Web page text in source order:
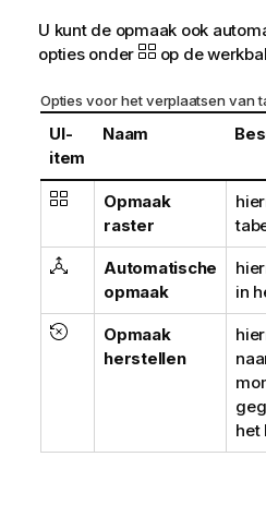
U kunt de opmaak ook
opties onder
op de
Opties voor het verplaatsen van
UI-
item
Naam
Opmaak
raster
Automatische
opmaak
in
Opmaak
herstellen
het